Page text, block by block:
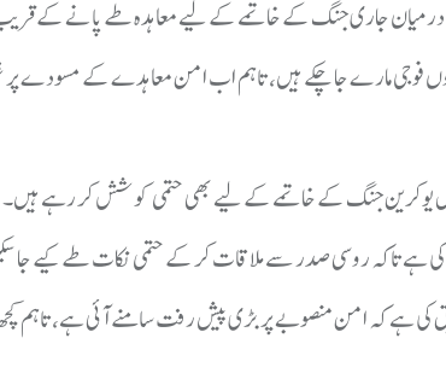
درمیان جاری جنگ کے خاتمے کے لیے معاہدہ طے پانے کے
مارے جا چکے ہیں، تاہم اب امن معاہدے کے مسودے پر
یوکرین جنگ کے خاتمے کے لیے بھی حتمی کوشش کر رہے ہیں۔
کی ہے تاکہ روسی صدر سے ملاقات کر کے حتمی نکات طے کیے
ہے کہ امن منصوبے پر بڑی پیش رفت سامنے آئی ہے، تاہم